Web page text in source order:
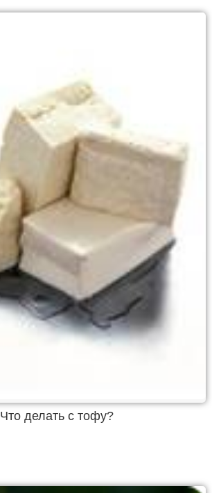
Что делать с тофу?